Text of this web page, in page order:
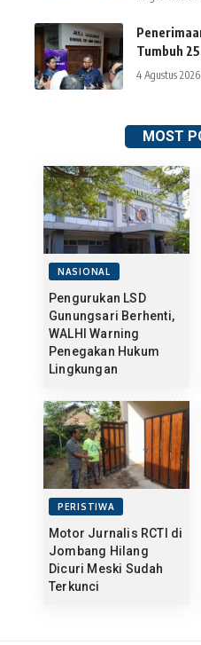
Tumbuh
4 Agustus 2026
MOST
NASIONAL
Pengurukan LSD
Gunungsari Berhenti,
WALHI Warning
Penegakan Hukum
Lingkungan
PERISTIWA
Motor Jurnalis RCTI di
Jombang Hilang
Dicuri Meski Sudah
Terkunci